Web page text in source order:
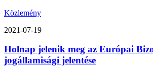
Közlemény
2021-07-19
Holnap jelenik meg az Európai
jogállamisági jelentése